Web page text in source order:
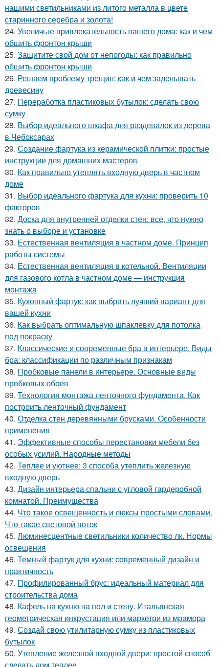
нашими светильниками из литого металла в цвете
старинного серебра и золота!
24. Увеличьте привлекательность вашего дома: как и чем
обшить фронтон крыши
25. Защитите свой дом от непогоды: как правильно
обшить фронтон крыши
26. Решаем проблему трещин: как и чем заделывать
древесину
27. Переработка пластиковых бутылок: сделать свою
сумку
28. Выбор идеального шкафа для раздевалок из дерева
в Чебоксарах
29. Создание фартука из керамической плитки: простые
инструкции для домашних мастеров
30. Как правильно утеплять входную дверь в частном
доме
31. Выбор идеального фартука для кухни: проверить 10
факторов
32. Доска для внутренней отделки стен: все, что нужно
знать о выборе и установке
33. Естественная вентиляция в частном доме. Принцип
работы системы
34. Естественная вентиляция в котельной. Вентиляции
для газового котла в частном доме — инструкция
монтажа
35. Кухонный фартук: как выбрать лучший вариант для
вашей кухни
36. Как выбрать оптимальную шпаклевку для потолка
под покраску
37. Классические и современные бра в интерьере. Виды
бра: классификации по различным признакам
38. Пробковые панели в интерьере. Основные виды
пробковых обоев
39. Технология монтажа ленточного фундамента. Как
построить ленточный фундамент
40. Отделка стен деревянными брусками. Особенности
применения
41. Эффективные способы перестановки мебели без
особых усилий. Народные методы
42. Теплее и уютнее: 3 способа утеплить железную
входную дверь
43. Дизайн интерьера спальни с угловой гардеробной
комнатой. Преимущества
44. Что такое освещенность и люксы простыми словами.
Что такое световой поток
45. Люминесцентные светильники количество лк. Нормы
освещения
46. Темный фартук для кухни: современный дизайн и
практичность
47. Профилированный брус: идеальный материал для
строительства дома
48. Кафель на кухню на пол и стену. Итальянская
геометрическая инкрустация или маркетри из мрамора
49. Создай свою утилитарную сумку из пластиковых
бутылок
50. Утепление железной входной двери: простой способ
сделать дом теплее